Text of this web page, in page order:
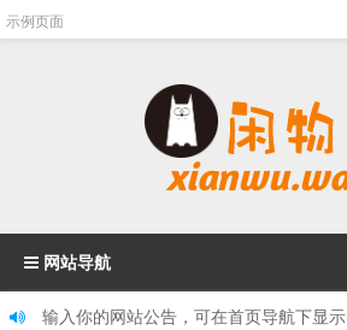
示例页面
网站导航
输入你的网站公告，可在首页导航下显示